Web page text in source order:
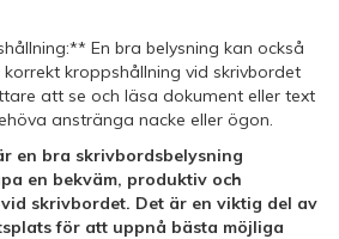
En bra belysning kan också
kroppshållning vid skrivbordet
att se och läsa dokument eller text
anstränga nacke eller ögon.
en bra skrivbordsbelysning
en bekväm, produktiv och
skrivbordet. Det är en viktig del av
för att uppnå bästa möjliga